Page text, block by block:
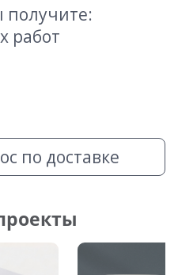
получите:
работ
по доставке